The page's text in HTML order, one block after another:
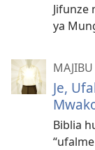
Jifunze
ya
Je,
Biblia